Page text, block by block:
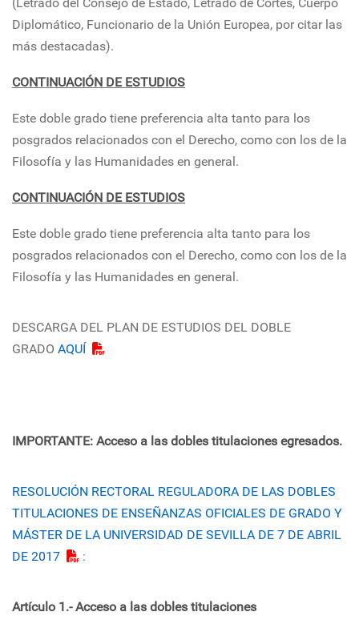
Diplomático, Funcionario de la Unión Europea, por citar las
más destacadas).
CONTINUACIÓN DE ESTUDIOS
Este doble grado tiene preferencia alta tanto para los
posgrados relacionados con el Derecho, como con los de la
Filosofía y las Humanidades en general.
CONTINUACIÓN DE ESTUDIOS
Este doble grado tiene preferencia alta tanto para los
posgrados relacionados con el Derecho, como con los de la
Filosofía y las Humanidades en general.
DESCARGA DEL PLAN DE ESTUDIOS DEL DOBLE
GRADO AQUÍ
IMPORTANTE: Acceso a las dobles titulaciones egresados.
RESOLUCIÓN RECTORAL REGULADORA DE LAS DOBLES
TITULACIONES DE ENSEÑANZAS OFICIALES DE GRADO Y
MÁSTER DE LA UNIVERSIDAD DE SEVILLA DE 7 DE ABRIL
DE 2017
:
Artículo 1.- Acceso a las dobles titulaciones